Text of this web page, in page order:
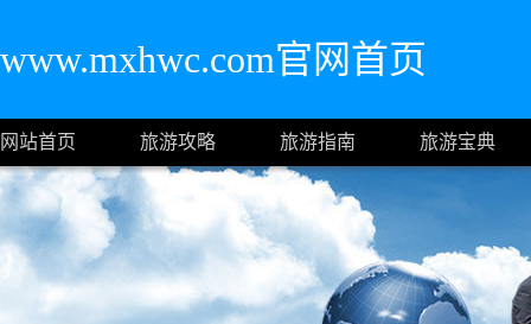
www.mxhwc.com官网首页
网站首页 旅游攻略 旅游指南 旅游宝典